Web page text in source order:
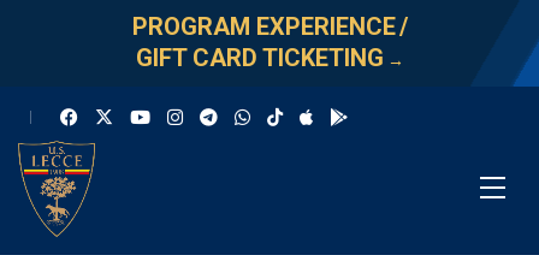
PROGRAM EXPERIENCE/
GIFT CARD TICKETING →